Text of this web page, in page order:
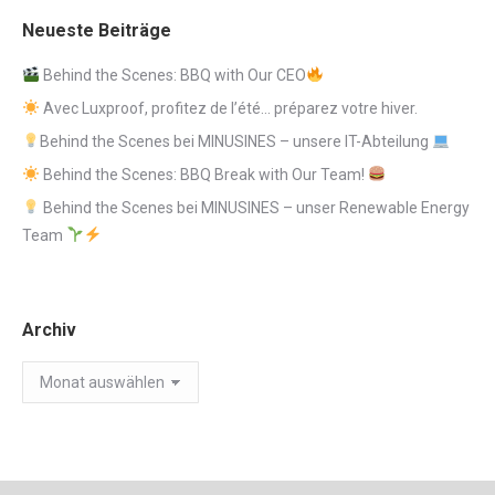
Neueste Beiträge
Behind the Scenes: BBQ with Our CEO
Avec Luxproof, profitez de l’été… préparez votre hiver.
Behind the Scenes bei MINUSINES – unsere IT-Abteilung
Behind the Scenes: BBQ Break with Our Team!
Behind the Scenes bei MINUSINES – unser Renewable Energy
Team
Archiv
Archiv